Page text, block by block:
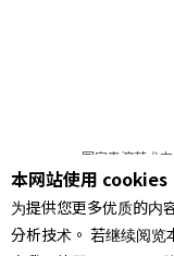
国家表演艺术
© 2022
统一
本站所提供相关
本网站使用 cookies
为提供您更多优质的内
分析技术。 若继续阅览